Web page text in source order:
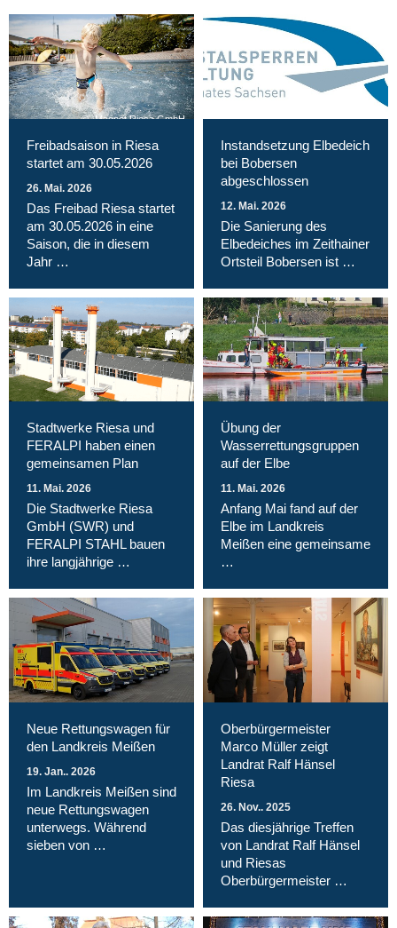
Magnet Riesa GmbH
Freibadsaison in Riesa
startet am 30.05.2026
26. Mai. 2026
Das Freibad Riesa startet
am 30.05.2026 in eine
Saison, die in diesem
Jahr …
Instandsetzung Elbedeich
bei Bobersen
abgeschlossen
12. Mai. 2026
Die Sanierung des
Elbedeiches im Zeithainer
Ortsteil Bobersen ist …
Stadtwerke Riesa und
FERALPI haben einen
gemeinsamen Plan
11. Mai. 2026
Die Stadtwerke Riesa
GmbH (SWR) und
FERALPI STAHL bauen
ihre langjährige …
Übung der
Wasserrettungsgruppen
auf der Elbe
11. Mai. 2026
Anfang Mai fand auf der
Elbe im Landkreis
Meißen eine gemeinsame
…
Neue Rettungswagen für
den Landkreis Meißen
19. Jan.. 2026
Im Landkreis Meißen sind
neue Rettungswagen
unterwegs. Während
sieben von …
Oberbürgermeister
Marco Müller zeigt
Landrat Ralf Hänsel
Riesa
26. Nov.. 2025
Das diesjährige Treffen
von Landrat Ralf Hänsel
und Riesas
Oberbürgermeister …